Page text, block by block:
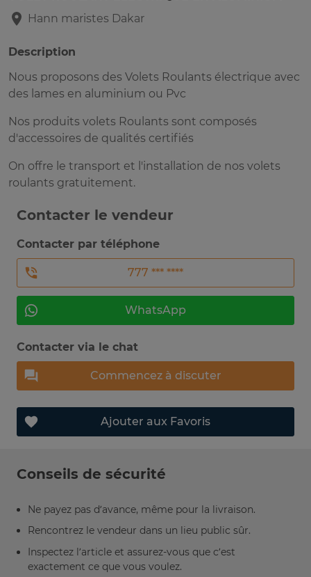
Hann maristes Dakar
Description
Nous proposons des Volets Roulants électrique avec
des lames en aluminium ou Pvc
Nos produits volets Roulants sont composés
d'accessoires de qualités certifiés
On offre le transport et l'installation de nos volets
roulants gratuitement.
Contacter le vendeur
Contacter par téléphone
777 *** ****
WhatsApp
Contacter via le chat
Commencez à discuter
Ajouter aux Favoris
Conseils de sécurité
Ne payez pas d’avance, même pour la livraison.
Rencontrez le vendeur dans un lieu public sûr.
Inspectez l’article et assurez-vous que c’est
exactement ce que vous voulez.